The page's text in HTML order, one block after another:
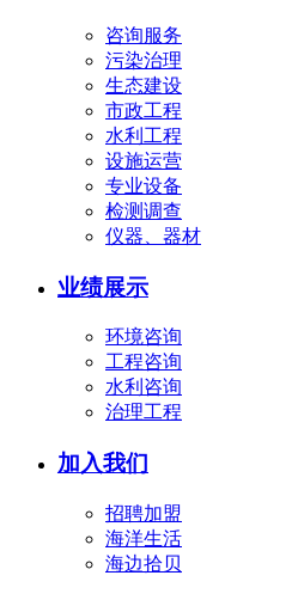
咨询服务
污染治理
生态建设
市政工程
水利工程
设施运营
专业设备
检测调查
仪器、器材
业绩展示
环境咨询
工程咨询
水利咨询
治理工程
加入我们
招聘加盟
海洋生活
海边拾贝